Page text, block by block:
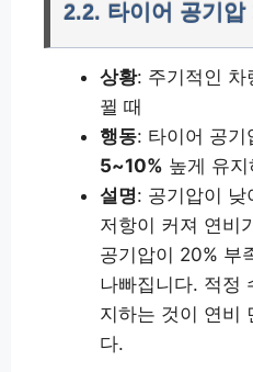
2.2. 타이어 공기압
상황: 주기적인 차
뀔 때
행동: 타이어 공기
5~10% 높게 유
설명: 공기압이 낮
저항이 커져 연비
공기압이 20% 부
나빠집니다. 적정
지하는 것이 연비
다.